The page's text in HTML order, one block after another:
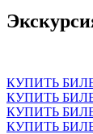
КУПИТЬ
КУПИТЬ
КУПИТЬ
КУПИТЬ